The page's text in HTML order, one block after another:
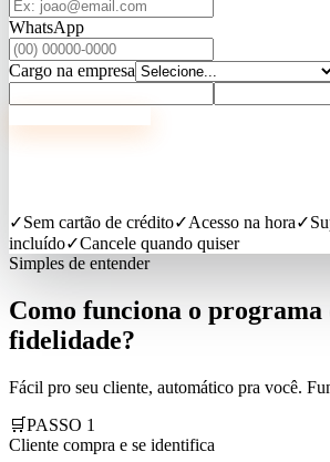
WhatsApp
Cargo na empresa
✓Sem cartão de crédito✓Acesso na hora✓
incluído✓Cancele quando quiser
Simples de entender
Como funciona o programa
fidelidade?
Fácil pro seu cliente, automático pra você.
🛒PASSO 1
Cliente compra e se identifica